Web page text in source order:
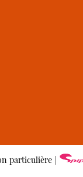
particulière |